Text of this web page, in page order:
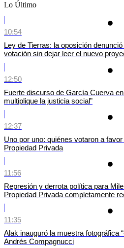
Lo Último
10:54
Ley de Tierras: la oposición
votación sin dejar leer el nuevo
12:50
Fuerte discurso de García Cuerva
multiplique la justicia social”
12:37
Uno por uno: quiénes votaron a
Propiedad Privada
11:56
Represión y derrota política para
Propiedad Privada completamente
11:35
Alak inauguró la muestra fotográfica
Andrés Compagnucci